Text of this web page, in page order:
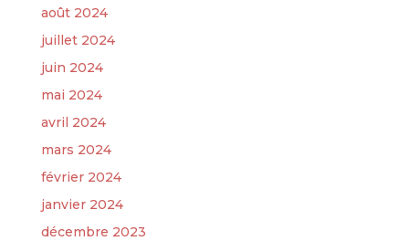
août 2024
juillet 2024
juin 2024
mai 2024
avril 2024
mars 2024
février 2024
janvier 2024
décembre 2023